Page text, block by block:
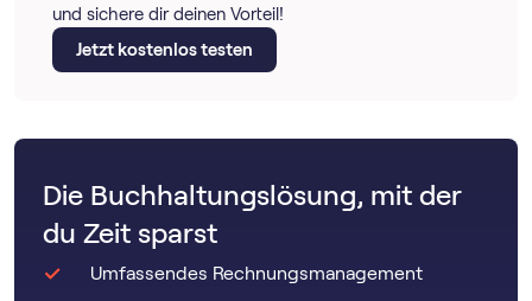
und sichere dir deinen Vorteil!
Jetzt kostenlos testen
Die Buchhaltungslösung, mit der
du Zeit sparst
Umfassendes Rechnungsmanagement